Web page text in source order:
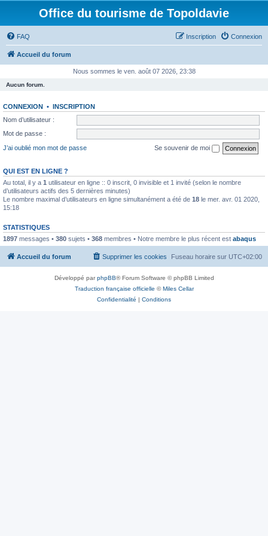
Office du tourisme de Topoldavie
FAQ Connexion
Inscription
Accueil du forum
Nous sommes le ven. août 07 2026, 23:38
Aucun forum.
CONNEXION • INSCRIPTION
Nom d’utilisateur :
Mot de passe :
J’ai oublié mon mot de passe
Se souvenir de moi
QUI EST EN LIGNE ?
Au total, il y a 1 utilisateur en ligne :: 0 inscrit, 0 invisible et 1 invité (selon le nombre
d’utilisateurs actifs des 5 dernières minutes)
Le nombre maximal d’utilisateurs en ligne simultanément a été de 18 le mer. avr. 01 2020,
15:18
STATISTIQUES
1897 messages • 380 sujets • 368 membres • Notre membre le plus récent est abaqus
Accueil du forum Fuseau horaire sur UTC+02:00
Supprimer les cookies
Développé parphpBB® Forum Software © phpBB Limited
Traduction française officielle ©Miles Cellar
Confidentialité | Conditions